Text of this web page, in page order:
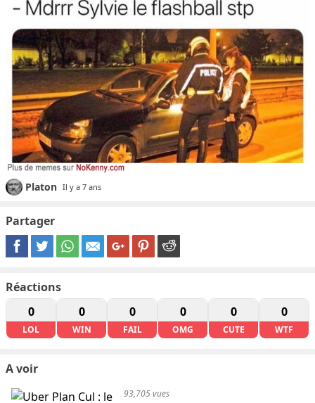
Platon Il y a 7 ans
Partager
Réactions
0
LOL
0
WIN
0
FAIL
0
OMG
0
CUTE
0
WTF
A voir
93,705 vues